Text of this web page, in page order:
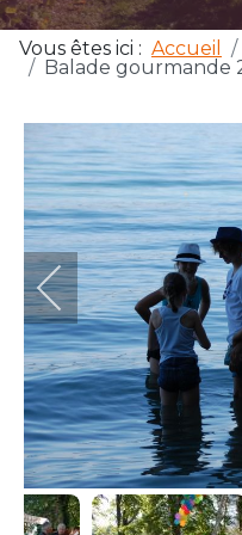
Vous êtes ici : Accueil
Balade gourmande